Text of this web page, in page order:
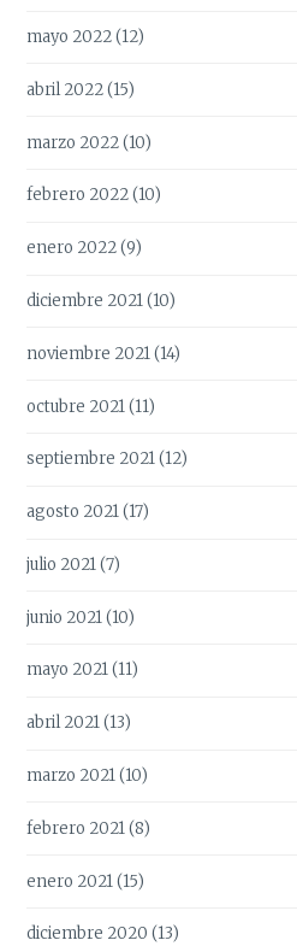
mayo 2022(12)
abril 2022(15)
marzo 2022(10)
febrero 2022(10)
enero 2022(9)
diciembre 2021(10)
noviembre 2021(14)
octubre 2021(11)
septiembre 2021(12)
agosto 2021(17)
julio 2021(7)
junio 2021(10)
mayo 2021(11)
abril 2021(13)
marzo 2021(10)
febrero 2021(8)
enero 2021(15)
diciembre 2020 (13)